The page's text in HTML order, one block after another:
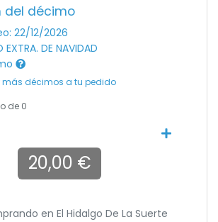
del décimo
22/12/2026
DE NAVIDAD
más décimos a tu pedido
de 0
20,00 €
en El Hidalgo De La Suerte